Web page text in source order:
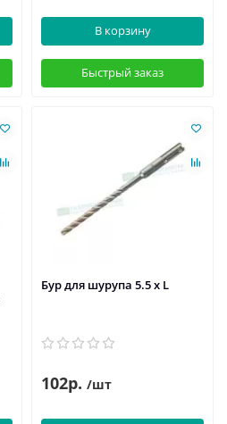
В корзину
Быстрый заказ
Бур для шурупа 5.5 x L
102р. /шт